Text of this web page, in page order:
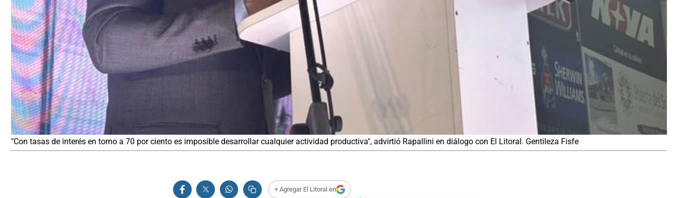
"Con tasas de interés en torno a 70 por ciento es imposible desarrollar cualquier actividad productiva", advirtió Rapallini en diálogo con El Litoral. Gentileza Fisfe
+ Agregar El Litoral en